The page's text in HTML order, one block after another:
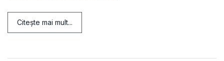
Citeşte mai mult...